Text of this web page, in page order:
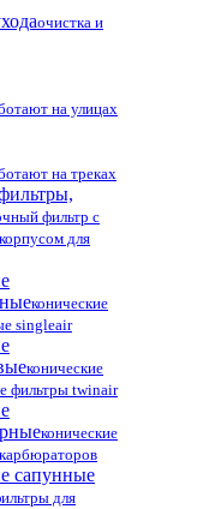
очистка и
на улицах
на треках
фильтр с
для
конические
singleair
конические
фильтры twinair
конические
сапунные
для